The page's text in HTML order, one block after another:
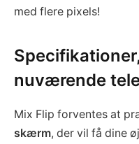
med flere pixels!
nuværende
Mix Flip forventes at
skærm, der vil få dine